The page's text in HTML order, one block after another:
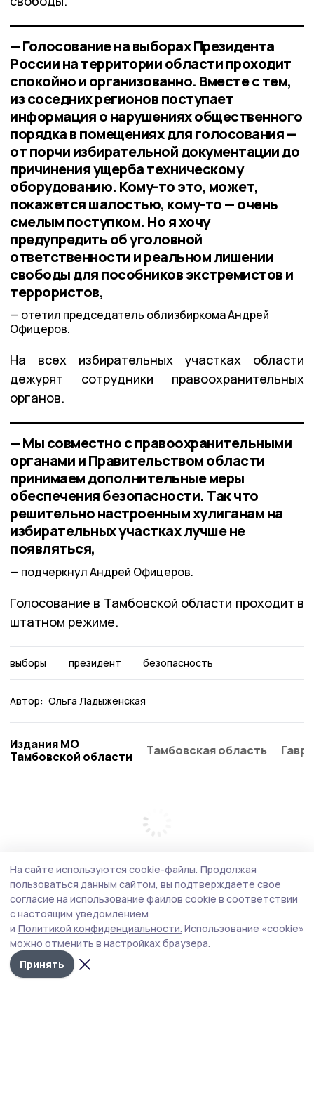
— Голосование на выборах Президента
России на территории области проходит
спокойно и организованно. Вместе с тем,
из соседних регионов поступает
информация о нарушениях общественного
порядка в помещениях для голосования —
от порчи избирательной документации до
причинения ущерба техническому
оборудованию. Кому-то это, может,
покажется шалостью, кому-то — очень
смелым поступком. Но я хочу
предупредить об уголовной
ответственности и реальном лишении
свободы для пособников экстремистов и
террористов,
отетил председатель облизбиркома Андрей
Офицеров.
На всех избирательных участках области
дежурят сотрудники правоохранительных
органов.
— Мы совместно с правоохранительными
органами и Правительством области
принимаем дополнительные меры
обеспечения безопасности. Так что
решительно настроенным хулиганам на
избирательных участках лучше не
появляться,
подчеркнул Андрей Офицеров.
Голосование в Тамбовской области проходит в
штатном режиме.
выборы президент безопасность
Автор: Ольга Ладыженская
Издания МО
Тамбовской области
Тамбовская область
На сайте используются cookie-файлы. Продолжая
пользоваться данным сайтом, вы подтверждаете свое
согласие на использование файлов cookie в соответствии
с настоящим уведомлением
и Политикой конфиденциальности. Использование «cookie»
можно отменить в настройках браузера.
Принять